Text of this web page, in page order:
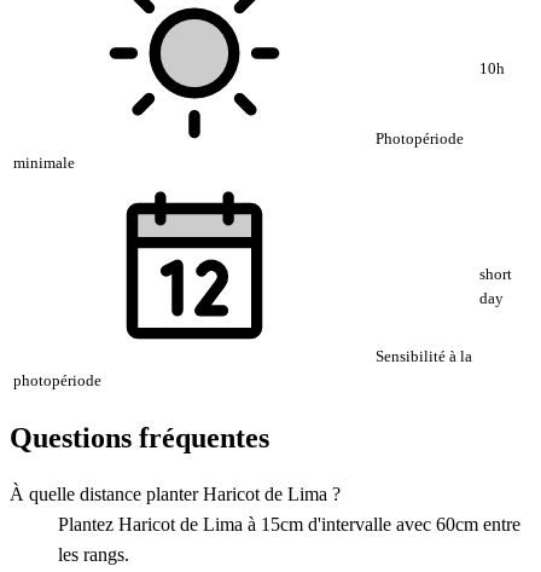
Photopériode
minimale
10h
Sensibilité à la
photopériode
short
day
Questions fréquentes
À quelle distance planter Haricot de Lima ?
Plantez Haricot de Lima à 15cm d'intervalle avec 60cm entre
les rangs.